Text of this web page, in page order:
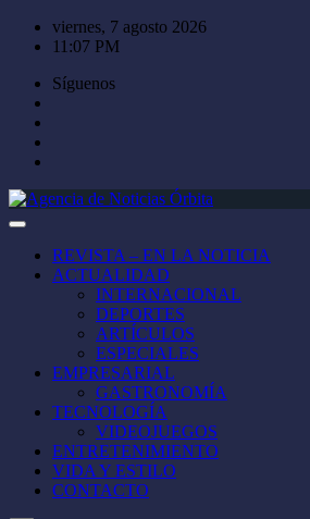
Saltar
viernes, 7 agosto 2026
11:07 PM
Síguenos
REVISTA – EN LA NOTICIA
ACTUALIDAD
INTERNACIONAL
DEPORTES
ARTÍCULOS
ESPECIALES
EMPRESARIAL
GASTRONOMÍA
TECNOLOGÍA
VIDEOJUEGOS
ENTRETENIMIENTO
VIDA Y ESTILO
CONTACTO